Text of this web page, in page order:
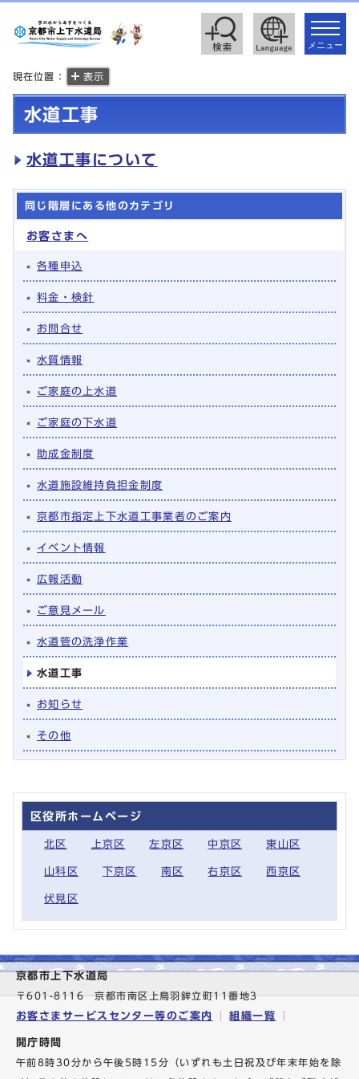
toggle
メニュー
現在位置： 表示
水道工事
水道工事について
同じ階層にある他のカテゴリ
お客さまへ
各種申込
料金・検針
お問合せ
水質情報
ご家庭の上水道
ご家庭の下水道
助成金制度
水道施設維持負担金制度
京都市指定上下水道工事業者のご案内
イベント情報
広報活動
ご意見メール
水道管の洗浄作業
水道工事
お知らせ
その他
区役所ホームページ
北区 上京区 左京区 中京区 東山区
山科区 下京区 南区 右京区 西京区
伏見区
京都市上下水道局
〒601-8116 京都市南区上鳥羽鉾立町11番地3
お客さまサービスセンター等のご案内 組織一覧
開庁時間
午前8時30分から午後5時15分（いずれも土日祝及び年末年始を除